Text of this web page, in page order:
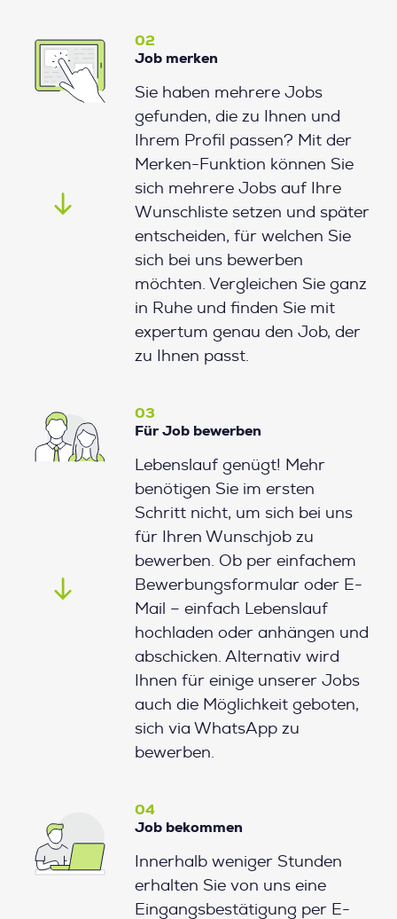
02
Job merken
Sie haben mehrere Jobs
gefunden, die zu Ihnen und
Ihrem Profil passen? Mit der
Merken-Funktion können Sie
sich mehrere Jobs auf Ihre
Wunschliste setzen und später
entscheiden, für welchen Sie
sich bei uns bewerben
möchten. Vergleichen Sie ganz
in Ruhe und finden Sie mit
expertum genau den Job, der
zu Ihnen passt.
03
Für Job bewerben
Lebenslauf genügt! Mehr
benötigen Sie im ersten
Schritt nicht, um sich bei uns
für Ihren Wunschjob zu
bewerben. Ob per einfachem
Bewerbungsformular oder E-
Mail – einfach Lebenslauf
hochladen oder anhängen und
abschicken. Alternativ wird
Ihnen für einige unserer Jobs
auch die Möglichkeit geboten,
sich via WhatsApp zu
bewerben.
04
Job bekommen
Innerhalb weniger Stunden
erhalten Sie von uns eine
Eingangsbestätigung per E-